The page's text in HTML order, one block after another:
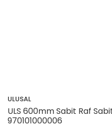
ULUSAL
ULS 600mm Sabit Raf
970101000006